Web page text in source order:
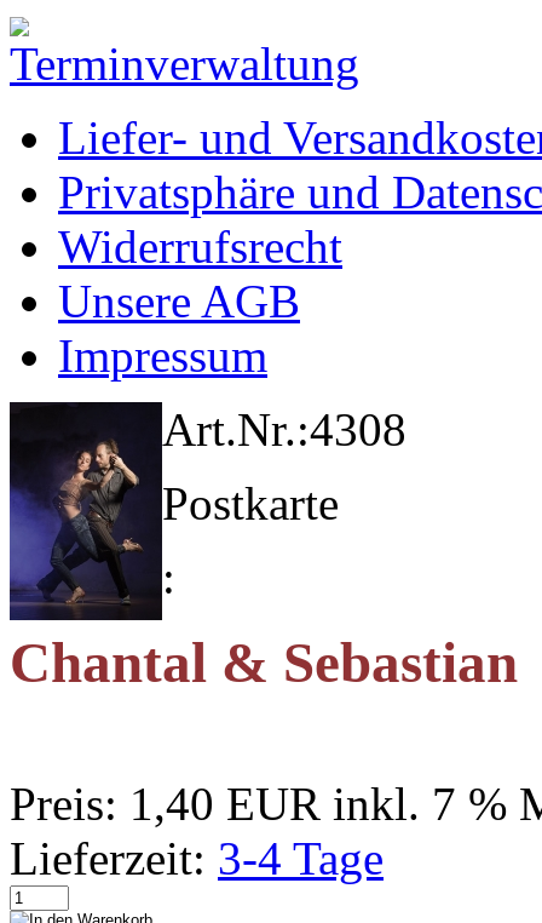
Liefer- und
Privatsphäre und
Widerrufsrecht
Unsere AGB
Impressum
Art.Nr.:4308
Postkarte
:
Chantal & Sebastian
Preis: 1,40 EUR inkl. 7 %
Lieferzeit: 3-4 Tage